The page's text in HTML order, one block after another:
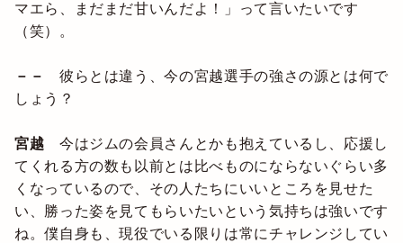
マエら、まだまだ甘いんだよ！」って言いたいです
（笑）。
－－ 彼らとは違う、今の宮越選手の強さの源とは何で
しょう？
宮越 今はジムの会員さんとかも抱えているし、応援し
てくれる方の数も以前とは比べものにならないぐらい多
くなっているので、その人たちにいいところを見せた
い、勝った姿を見てもらいたいという気持ちは強いです
ね。僕自身も、現役でいる限りは常にチャレンジしてい